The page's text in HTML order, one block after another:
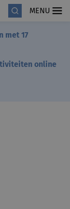
MENU
met 17
online